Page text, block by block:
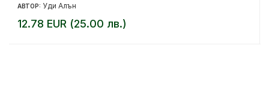
АВТОР: Уди Алън
12.78 EUR (25.00 лв.)